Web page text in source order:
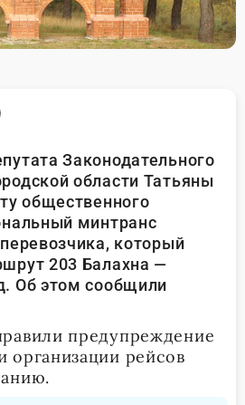
Законодательного
области Татьяны
общественного
минтранс
который
203 Балахна —
Об этом сообщили
предупреждение
организации рейсов